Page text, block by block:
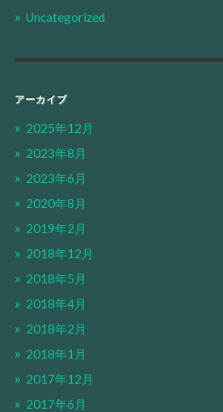
Uncategorized
アーカイブ
2025年12月
2023年8月
2023年6月
2020年8月
2019年2月
2018年12月
2018年5月
2018年4月
2018年2月
2018年1月
2017年12月
2017年6月